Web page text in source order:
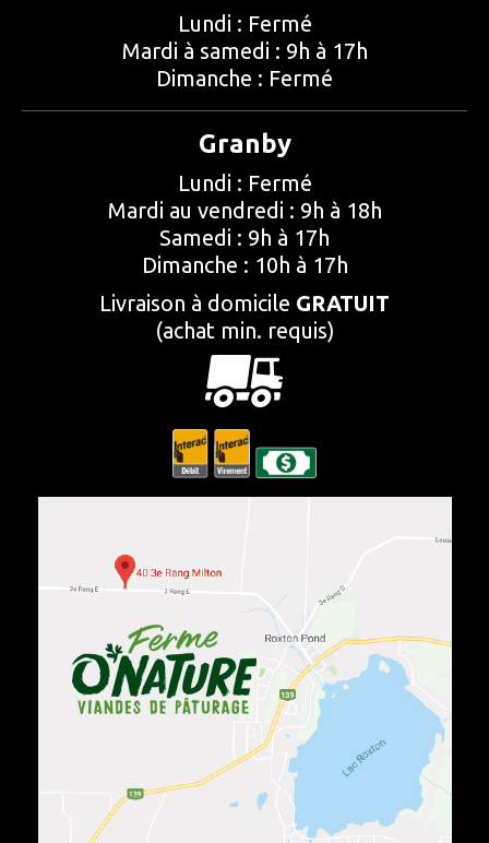
Lundi : Fermé
Mardi à samedi : 9h à 17h
Dimanche : Fermé
Granby
Lundi : Fermé
Mardi au vendredi : 9h à 18h
Samedi : 9h à 17h
Dimanche : 10h à 17h
Livraison à domicile GRATUIT
(achat min. requis)